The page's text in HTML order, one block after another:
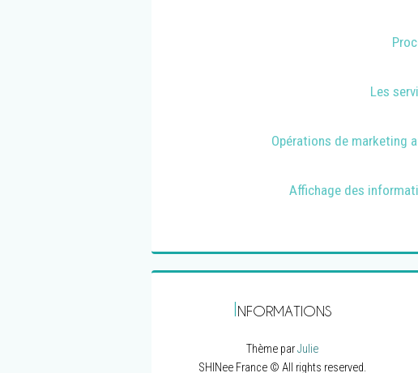
Les
Opérations de marketing
Affichage des
NFORMATIONS
Thème parJulie
SHINee France © All rights reserved.